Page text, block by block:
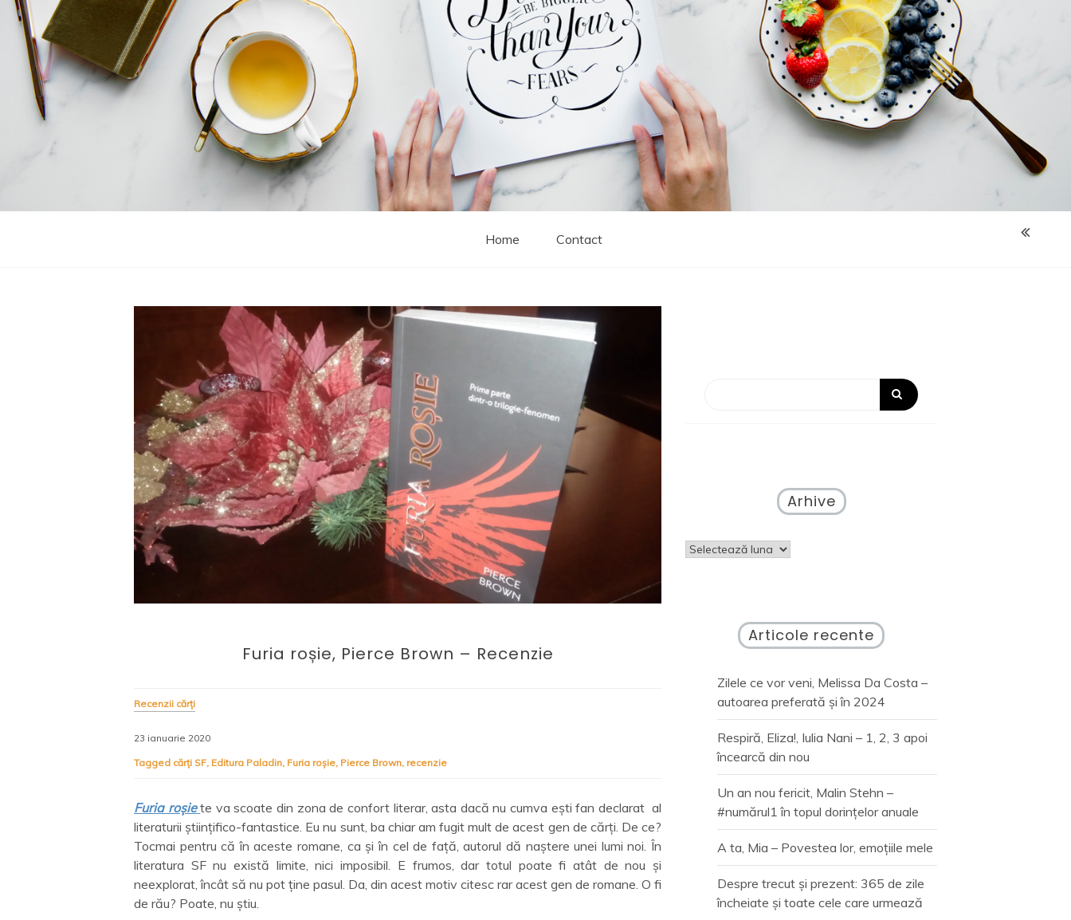
Home Contact
Furia roșie, Pierce Brown – Recenzie
Recenzii cărți
23 ianuarie 2020
Tagged cărți SF, Editura Paladin, Furia roșie, Pierce Brown, recenzie
Furia roșie te va scoate din zona de confort literar, asta dacă nu cumva ești fan declarat al
literaturii științifico-fantastice. Eu nu sunt, ba chiar am fugit mult de acest gen de cărți. De ce?
Tocmai pentru că în aceste romane, ca și în cel de față, autorul dă naștere unei lumi noi. În
literatura SF nu există limite, nici imposibil. E frumos, dar totul poate fi atât de nou și
neexplorat, încât să nu pot ține pasul. Da, din acest motiv citesc rar acest gen de romane. O fi
de rău? Poate, nu știu.
Arhive
Arhive
Articole recente
Zilele ce vor veni, Melissa Da Costa –
autoarea preferată și în 2024
Respiră, Eliza!, Iulia Nani – 1, 2, 3 apoi
încearcă din nou
Un an nou fericit, Malin Stehn –
#numărul1 în topul dorințelor anuale
A ta, Mia – Povestea lor, emoțiile mele
Despre trecut și prezent: 365 de zile
încheiate și toate cele care urmează